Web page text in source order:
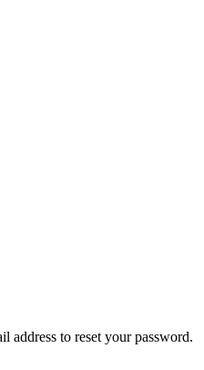
address to reset your password.